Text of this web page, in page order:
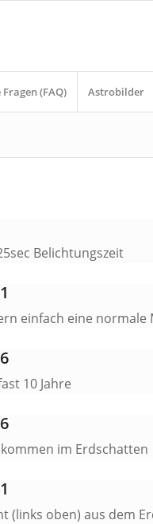
(FAQ) Astrobilder
Belichtungszeit
einfach eine
10 Jahre
im Erdschatten
(links oben) aus dem